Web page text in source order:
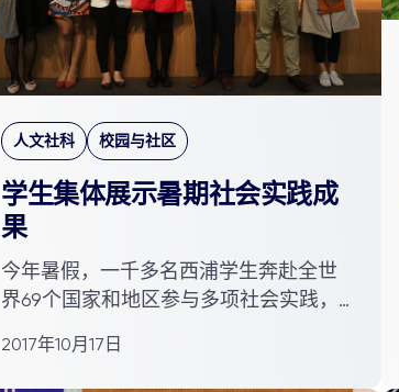
人文社科 校园与社区
学生集体展示暑期社会实践成
果
今年暑假，一千多名西浦学生奔赴全世
界69个国家和地区参与多项社会实践，
2017年10月17日